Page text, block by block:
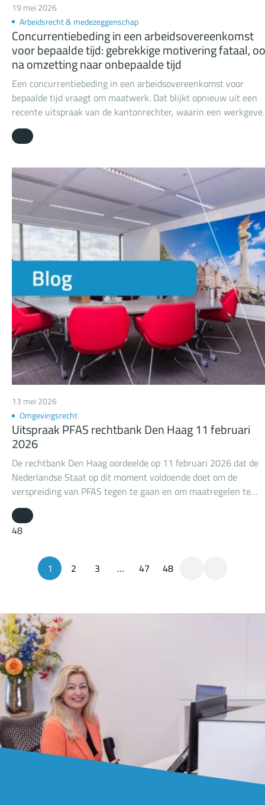
19 mei 2026
Arbeidsrecht & medezeggenschap
Concurrentiebeding in een arbeidsovereenkomst
voor bepaalde tijd: gebrekkige motivering fataal,
na omzetting naar onbepaalde tijd
Een concurrentiebeding in een arbeidsovereenkomst voor
bepaalde tijd vraagt om maatwerk. Dat blijkt opnieuw uit een
recente uitspraak van de kantonrechter, waarin een
nul op het rekest kreeg omdat de motivering van het beding te
algemeen was geformuleerd.
13 mei 2026
Omgevingsrecht
Uitspraak PFAS rechtbank Den Haag 11 februari
2026
De rechtbank Den Haag oordeelde op 11 februari 2026 dat de
Nederlandse Staat op dit moment voldoende doet om de
verspreiding van PFAS tegen te gaan en om maatregelen te
nemen tegen de risico’s van PFAS die al in het milieu aanwezig
zijn. Niet ter discussie staat dat het noodzakelijk is om
verspreiding van PFAS tegen te gaan en om maatregelen te
milieu aanwezig zijn. Een vijftal milieuorganisaties vindt dat de
Staat op dat vlak onvoldoende en met te weinig
tot gevolg.
48
1 2 3 … 47 48